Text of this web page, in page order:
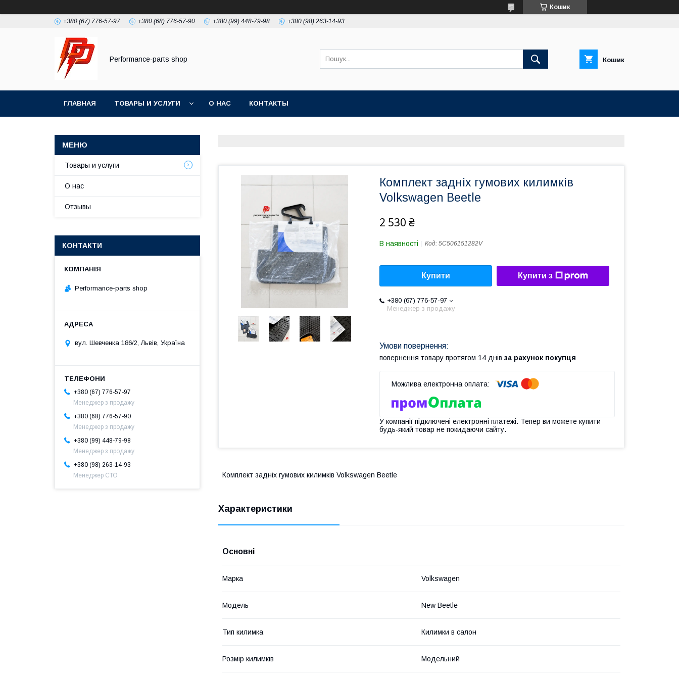
Кошик
+380 (67) 776-57-97 +380 (68) 776-57-90 +380 (99) 448-79-98 +380 (98) 263-14-93
Performance-parts shop Кошик
ГЛАВНАЯ ТОВАРЫ И УСЛУГИ О НАС КОНТАКТЫ
Комплект задніх гумових килимків
Volkswagen Beetle
2 530 ₴
В наявності Код: 5C506151282V
Купити Купити з
+380 (67) 776-57-97
Менеджер з продажу
повернення товару протягом 14 днів за рахунок покупця
У компанії підключені електронні платежі. Тепер ви можете купити
будь-який товар не покидаючи сайту.
Комплект задніх гумових килимків Volkswagen Beetle
Характеристики
Основні
Марка Volkswagen
Модель New Beetle
Тип килимка Килимки в салон
Розмір килимків Модельний
Товары и услуги
О нас
Отзывы
КОНТАКТИ
Performance-parts shop
вул. Шевченка 186/2, Львів, Україна
+380 (67) 776-57-97
Менеджер з продажу
+380 (68) 776-57-90
Менеджер з продажу
+380 (99) 448-79-98
Менеджер з продажу
+380 (98) 263-14-93
Менеджер СТО